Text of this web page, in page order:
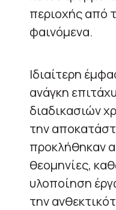
περιοχής από
φαινόμενα.
Ιδιαίτερη
ανάγκη
διαδικασιών
την
προκλήθηκαν
θεομηνίες,
υλοποίηση
την